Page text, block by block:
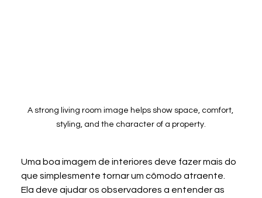
A strong living room image helps show space, comfort,
styling, and the character of a property.
Uma boa imagem de interiores deve fazer mais do
que simplesmente tornar um cômodo atraente.
Ela deve ajudar os observadores a entender as